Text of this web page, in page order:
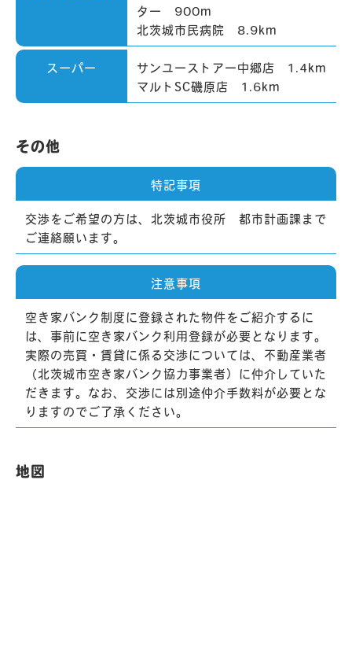
ター 900m
北茨城市民病院 8.9km
スーパー
サンユーストアー中郷店 1.4km
マルトSC磯原店 1.6km
その他
特記事項
交渉をご希望の方は、北茨城市役所 都市計画課まで
ご連絡願います。
注意事項
空き家バンク制度に登録された物件をご紹介するに
は、事前に空き家バンク利用登録が必要となります。
実際の売買・賃貸に係る交渉については、不動産業者
（北茨城市空き家バンク協力事業者）に仲介していた
だきます。なお、交渉には別途仲介手数料が必要とな
りますのでご了承ください。
地図